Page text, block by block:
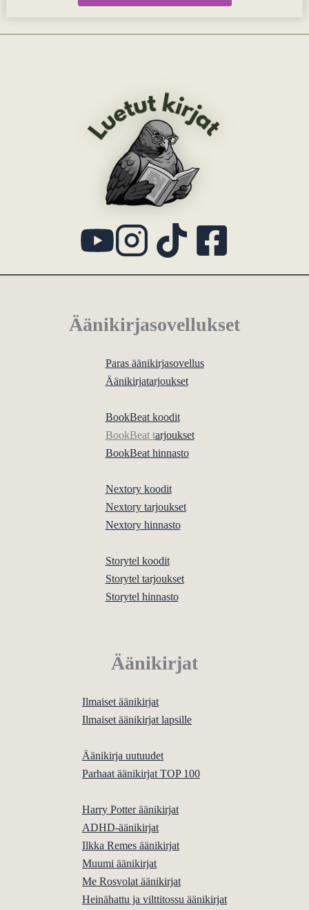
Äänikirjasovellukset
Paras äänikirjasovellus
Äänikirjatarjoukset
BookBeat koodit
BookBeat tarjoukset
BookBeat hinnasto
Nextory koodit
Nextory tarjoukset
Nextory hinnasto
Storytel koodit
Storytel tarjoukset
Storytel hinnasto
Äänikirjat
Ilmaiset äänikirjat
Ilmaiset äänikirjat lapsille
Äänikirja uutuudet
Parhaat äänikirjat TOP 100
Harry Potter äänikirjat
ADHD-äänikirjat
Ilkka Remes äänikirjat
Muumi äänikirjat
Me Rosvolat äänikirjat
Heinähattu ja vilttitossu äänikirjat